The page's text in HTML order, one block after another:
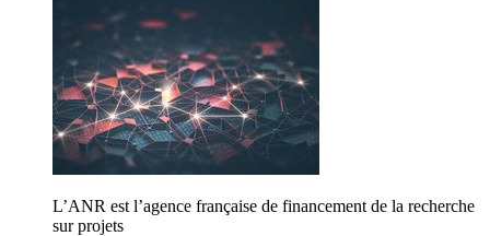
L’ANR est l’agence française de financement de la recherche
sur projets